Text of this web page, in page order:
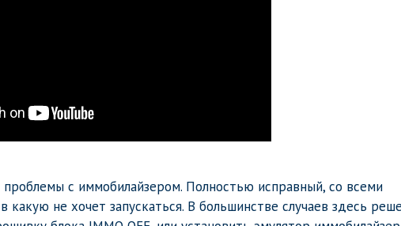
проблемы с иммобилайзером. Полностью исправный, со всеми
не хочет запускаться. В большинстве случаев здесь